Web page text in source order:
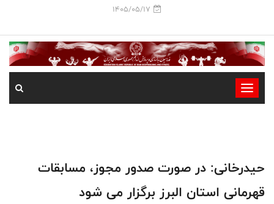
1405/05/17
-
-
-
حیدرخانی: در صورت صدور مجوز، مسابقات
قهرمانی استان البرز برگزار می شود